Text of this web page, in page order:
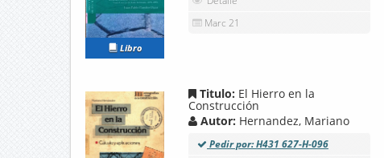
Libro
Marc 21
Titulo: El Hierro en la
Construcción
Autor: Hernandez, Mariano
Pedir por: H431 627-H-096